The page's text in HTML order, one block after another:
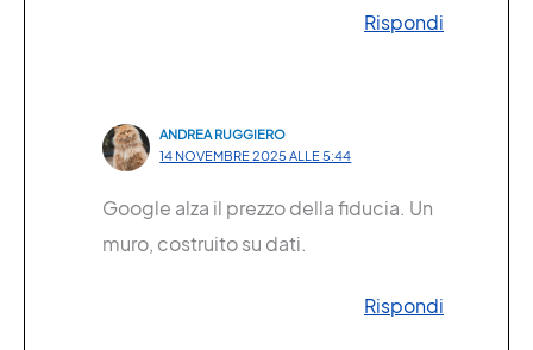
Rispondi
ANDREA RUGGIERO
14 NOVEMBRE 2025 ALLE 5:44
Google alza il prezzo della fiducia. Un
muro, costruito su dati.
Rispondi